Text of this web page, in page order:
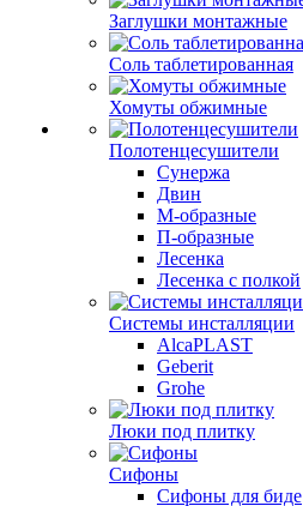
Заглушки монтажные
Соль таблетированная
Хомуты обжимные
Полотенцесушители
Сунержа
Двин
М-образные
П-образные
Лесенка
Лесенка с полкой
Системы инсталляции
AlcaPLAST
Geberit
Grohe
Люки под плитку
Сифоны
Сифoны для биде